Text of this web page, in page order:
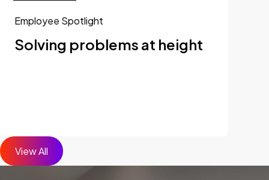
Employee Spotlight
Solving problems at height
View All